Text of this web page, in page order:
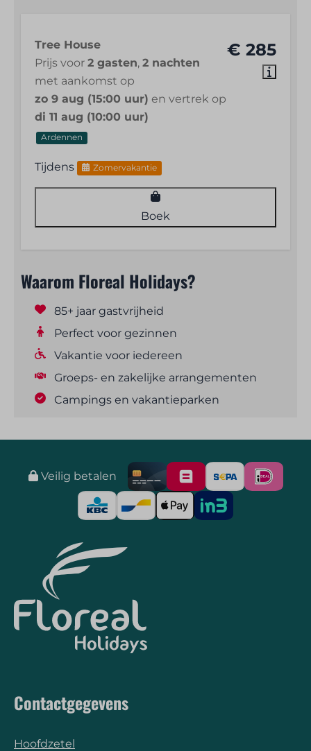
€ 285
Tree House
Prijs voor 2 gasten, 2 nachten
met aankomst op
zo 9 aug (15:00 uur) en vertrek op
di 11 aug (10:00 uur)
Ardennen
Tijdens Zomervakantie
Boek
Waarom Floreal Holidays?
85+ jaar gastvrijheid
Perfect voor gezinnen
Vakantie voor iedereen
Groeps- en zakelijke arrangementen
Campings en vakantieparken
Veilig betalen
Contactgegevens
Hoofdzetel